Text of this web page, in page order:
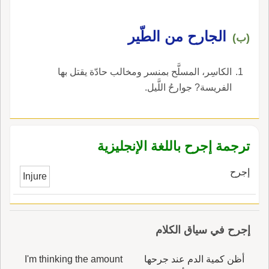
(ب) الجارح من الطّير
الكاسِر، المسلَّح بمنسر ومخالب حادّة يقتل بها
الفريسة? جوارحُ اللَّيل.
ترجمة إجرح باللغة الإنجليزية
إجرح Injure
إجرح في سياق الكلام
أظن كمية الدم عند جرحها
I'm thinking the amount